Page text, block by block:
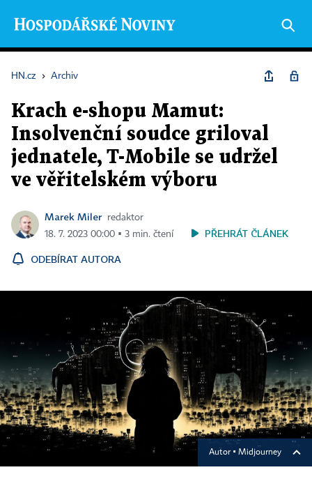
HN.cz › Archiv
Krach e-shopu Mamut:
Insolvenční soudce griloval
jednatele, T-Mobile se udržel
ve věřitelském výboru
Marek Miler
redaktor
18. 7. 2023 00:00 ▪ 3 min. čtení
PŘEHRÁT ČLÁNEK
ODEBÍRAT AUTORA
Autor ▪ Midjourney